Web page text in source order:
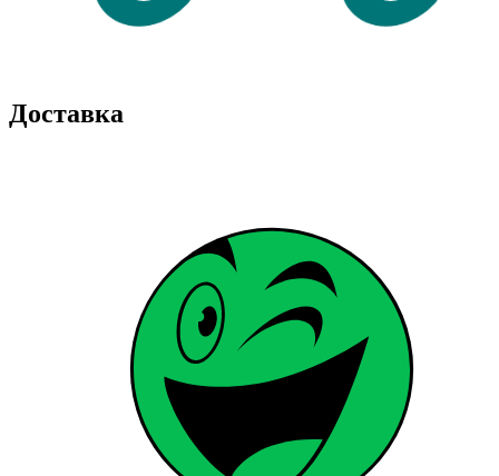
Доставка